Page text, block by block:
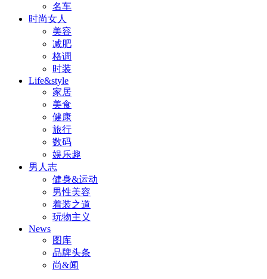
名车
时尚女人
美容
减肥
格调
时装
Life&style
家居
美食
健康
旅行
数码
娱乐趣
男人志
健身&运动
男性美容
着装之道
玩物主义
News
图库
品牌头条
尚&闻